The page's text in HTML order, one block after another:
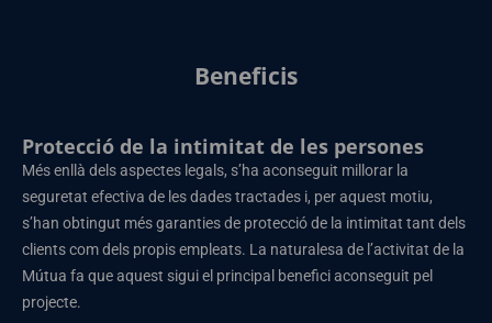
Beneficis
Protecció de la intimitat de les persones
Més enllà dels aspectes legals, s’ha aconseguit millorar la
seguretat efectiva de les dades tractades i, per aquest motiu,
s’han obtingut més garanties de protecció de la intimitat tant dels
clients com dels propis empleats. La naturalesa de l’activitat de la
Mútua fa que aquest sigui el principal benefici aconseguit pel
projecte.